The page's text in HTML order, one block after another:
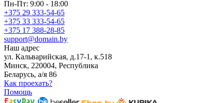
Пн-Пт: 9:00 - 18:00
+375 29 333-54-65
+375 33 333-54-65
+375 17 388-28-85
support@domain.by
Наш адрес
ул. Кальварийская, д.17-1, к.518
Минск, 220004, Республика
Беларусь, а/я 86
Как проехать?
Помощь